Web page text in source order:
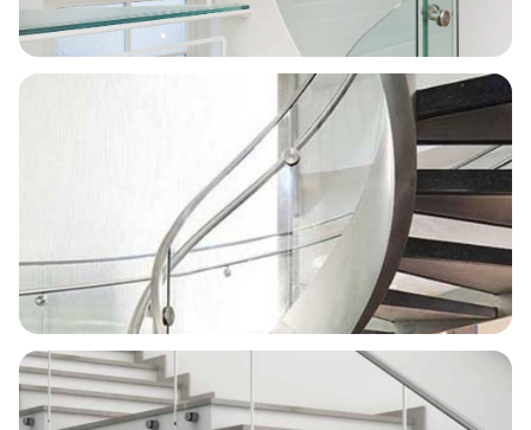
Helicoidal · Detalle
Peldaños de vidrio extraclaro